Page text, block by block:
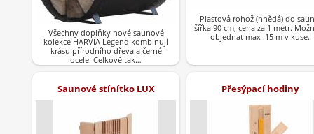
Všechny doplňky nové saunové
kolekce HARVIA Legend kombinují
krásu přírodního dřeva a černé
ocele. Celkově tak…
Plastová rohož (hnědá) do
šířka 90 cm, cena za 1 metr.
objednat max .15 m v kuse.
Saunové stínítko LUX Přesýpací hodiny